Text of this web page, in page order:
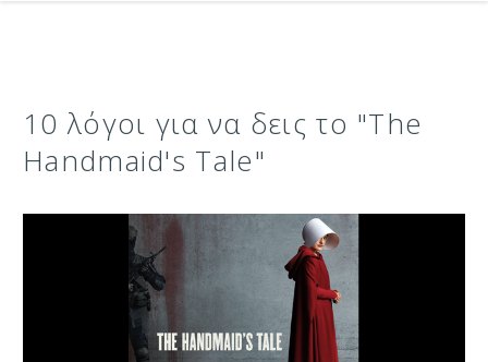
10 λόγοι για να δεις το "The
Handmaid's Tale"